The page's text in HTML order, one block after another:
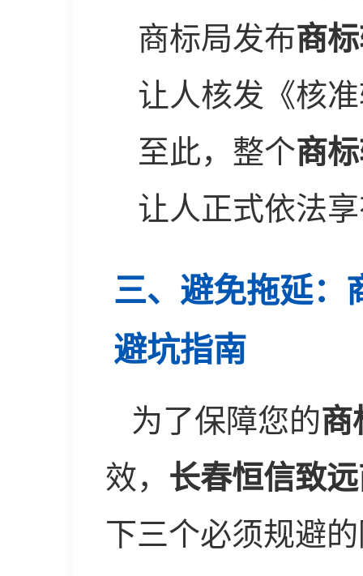
商标局发布商
让人核发《核
至此，整个商
让人正式依法
三、避免拖延：
避坑指南
为了保障您的商
效， 长春恒信致
下三个必须规避